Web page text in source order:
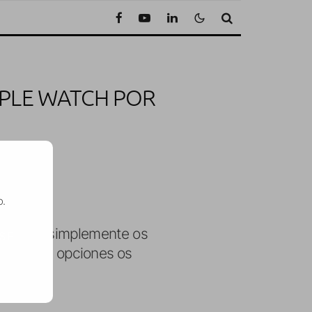
WATCH POR
o simplemente os
las dos opciones os